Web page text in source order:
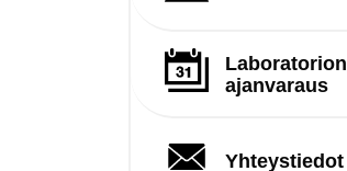
Laboratorion
ajanvaraus
Yhteystiedot